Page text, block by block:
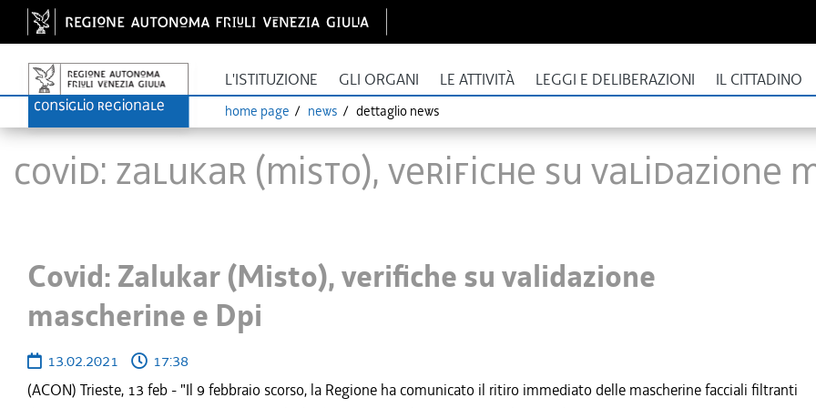
L'ISTITUZIONE GLI ORGANI LE ATTIVITÀ LEGGI E DELIBERAZIONI IL CITTADINO
home page news dettaglio news
Covid: Zalukar (Misto), verifiche su validazione
Covid: Zalukar (Misto), verifiche su validazione
mascherine e Dpi
13.02.2021
17:38
(ACON) Trieste, 13 feb - "Il 9 febbraio scorso, la Regione ha comunicato il ritiro immediato delle mascherine facciali filtranti